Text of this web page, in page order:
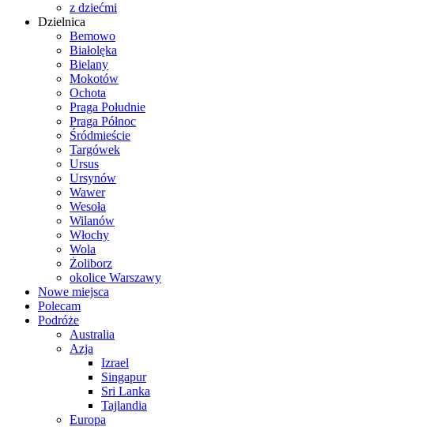
z dziećmi
Dzielnica
Bemowo
Białolęka
Bielany
Mokotów
Ochota
Praga Południe
Praga Północ
Śródmieście
Targówek
Ursus
Ursynów
Wawer
Wesoła
Wilanów
Włochy
Wola
Żoliborz
okolice Warszawy
Nowe miejsca
Polecam
Podróże
Australia
Azja
Izrael
Singapur
Sri Lanka
Tajlandia
Europa